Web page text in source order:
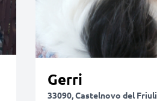
Gerri
33090, Castelnovo del Friuli